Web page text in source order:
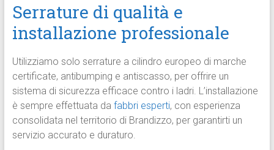
Serrature di qualità e
installazione professionale
Utilizziamo solo serrature a cilindro europeo di marche
certificate, antibumping e antiscasso, per offrire un
sistema di sicurezza efficace contro i ladri. L’installazione
è sempre effettuata da fabbri esperti, con esperienza
consolidata nel territorio di Brandizzo, per garantirti un
servizio accurato e duraturo.